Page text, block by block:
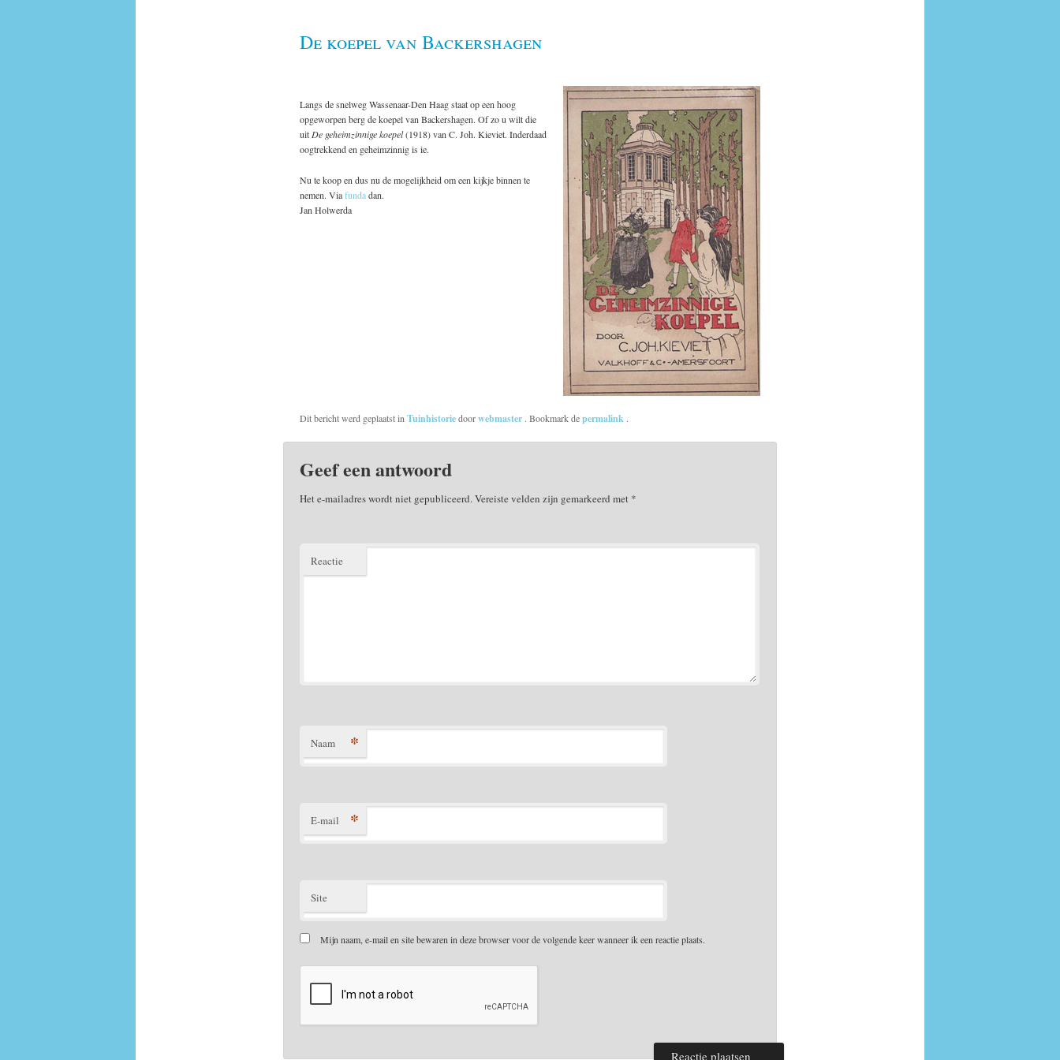
De koepel van Backershagen
Langs de snelweg Wassenaar-Den Haag staat op een hoog
opgeworpen berg de koepel van Backershagen. Of zo u wilt die
uitDe geheimzinnige koepel(1918) van C. Joh. Kieviet. Inderdaad
oogtrekkend en geheimzinnig is ie.
Nu te koop en dus nu de mogelijkheid om een kijkje binnen te
nemen. Viafundadan.
Jan Holwerda
Dit bericht werd geplaatst inTuinhistoriedoorwebmaster . Bookmark depermalink .
Geef een antwoord
Het e-mailadres wordt niet gepubliceerd.Vereiste velden zijn gemarkeerd met *
Reactie
Naam *
E-mail *
Site
Mijn naam, e-mail en site bewaren in deze browser voor de volgende keer wanneer ik een reactie plaats.